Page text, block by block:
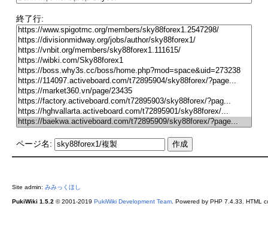
終了行:
ページ名:
Site admin: みみっくほし
PukiWiki 1.5.2 © 2001-2019 PukiWiki Development Team. Powered by PHP 7.4.33. HTML